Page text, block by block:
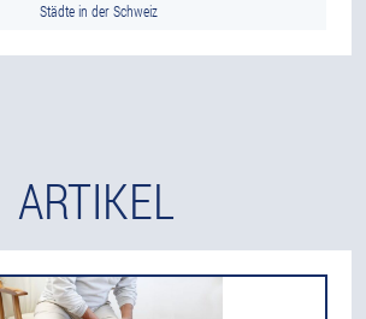
Städte in der Schweiz
ARTIKEL